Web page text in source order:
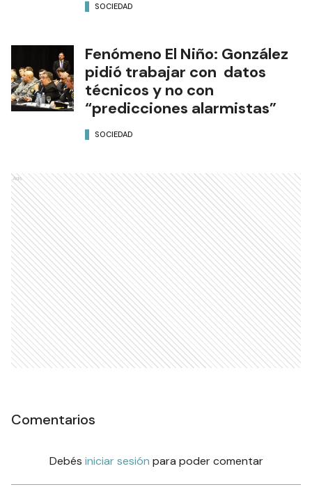
SOCIEDAD
Fenómeno El Niño: González
pidió trabajar con datos
técnicos y no con
“predicciones alarmistas”
SOCIEDAD
Ads
Comentarios
Debés iniciar sesión para poder comentar